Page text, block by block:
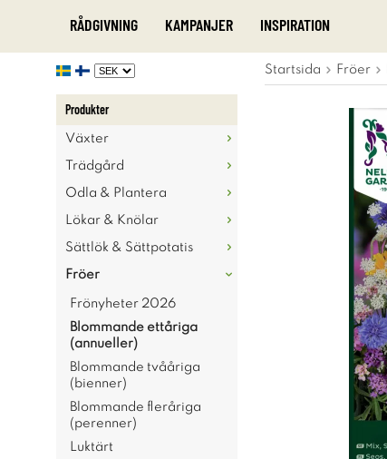
RÅDGIVNING KAMPANJER INSPIRATION
Produkter
Växter
Trädgård
Odla & Plantera
Lökar & Knölar
Sättlök & Sättpotatis
Fröer
Frönyheter 2026
Blommande ettåriga
(annueller)
Blommande tvååriga
(bienner)
Blommande fleråriga
(perenner)
Luktärt
Startsida Fröer